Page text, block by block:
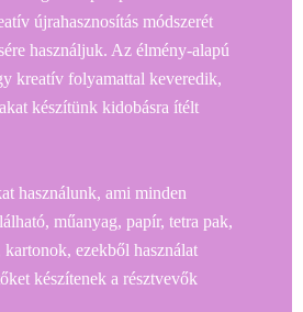
újrahasznosítás módszerét
használjuk. Az élmény-alapú
kreatív folyamattal keveredik,
készítünk kidobásra ítélt
használunk, ami minden
műanyag, papír, tetra pak,
ezekből használat
készítenek a résztvevők